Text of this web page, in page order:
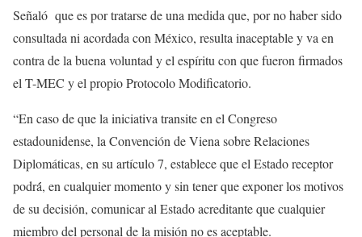
Señaló que es por tratarse de una medida que, por no haber sido
consultada ni acordada con México, resulta inaceptable y va en
contra de la buena voluntad y el espíritu con que fueron firmados
el T-MEC y el propio Protocolo Modificatorio.
“En caso de que la iniciativa transite en el Congreso
estadounidense, la Convención de Viena sobre Relaciones
Diplomáticas, en su artículo 7, establece que el Estado receptor
podrá́, en cualquier momento y sin tener que exponer los motivos
de su decisión, comunicar al Estado acreditante que cualquier
miembro del personal de la misión no es aceptable.